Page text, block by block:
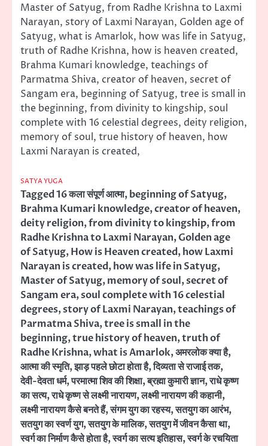
Master of Satyug, from Radhe Krishna to Laxmi
Narayan, story of Laxmi Narayan, Golden age of
Satyug, what is Amarlok, how was life in Satyug,
truth of Radhe Krishna, how is heaven created,
Brahma Kumari knowledge, teachings of
Parmatma Shiva, creator of heaven, secret of
Sangam era, beginning of Satyug, tree is small in
the beginning, from divinity to kingship, soul
complete with 16 celestial degrees, deity religion,
memory of soul, true history of heaven, how
Laxmi Narayan is created,
SATYA YUGA
Tagged16 कला संपूर्ण आत्मा,beginning of Satyug,
Brahma Kumari knowledge,creator of heaven,
deity religion,from divinity to kingship,from
Radhe Krishna to Laxmi Narayan,Golden age
of Satyug,How is Heaven created,how Laxmi
Narayan is created,how was life in Satyug,
Master of Satyug,memory of soul,secret of
Sangam era,soul complete with 16 celestial
degrees,story of Laxmi Narayan,teachings of
Parmatma Shiva,tree is small in the
beginning,true history of heaven,truth of
Radhe Krishna,what is Amarlok,अमरलोक क्या है,
आत्मा की स्मृति,झाड़ पहले छोटा होता है,दिव्यता से राजाई तक,
देवी-देवता धर्म,परमात्मा शिव की शिक्षा,ब्रह्मा कुमारी ज्ञान,राधे कृष्ण
का सत्य,राधे कृष्ण से लक्ष्मी नारायण,लक्ष्मी नारायण की कहानी,
लक्ष्मी नारायण कैसे बनते हैं,संगम युग का रहस्य,सतयुग का आरंभ,
सतयुग का स्वर्ण युग,सतयुग के मालिक,सतयुग में जीवन कैसा था,
स्वर्ग का निर्माण कैसे होता है,स्वर्ग का सत्य इतिहास,स्वर्ग के रचयिता